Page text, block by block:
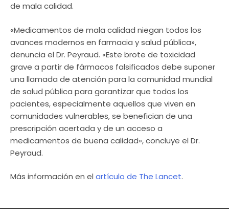
de mala calidad.
«Medicamentos de mala calidad niegan todos los
avances modernos en farmacia y salud pública»,
denuncia el Dr. Peyraud. «Este brote de toxicidad
grave a partir de fármacos falsificados debe suponer
una llamada de atención para la comunidad mundial
de salud pública para garantizar que todos los
pacientes, especialmente aquellos que viven en
comunidades vulnerables, se benefician de una
prescripción acertada y de un acceso a
medicamentos de buena calidad», concluye el Dr.
Peyraud.
Más información en el artículo de The Lancet.